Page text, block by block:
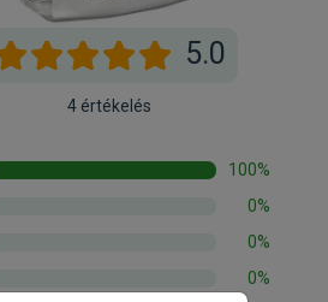
5.0
4 értékelés
100%
0%
0%
0%